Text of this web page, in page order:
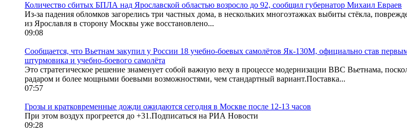
Количество сбитых БПЛА над Ярославской областью возросло до 92, сообщил губернатор Михаил Евраев
Из-за падения обломков загорелись три частных дома, в нескольких многоэтажках выбиты стёкла,
из Ярославля в сторону Москвы уже восстановлено...
09:08
Сообщается, что Вьетнам закупил у России 18 учебно-боевых самолётов Як-130М, официально став
штурмовика и учебно-боевого самолёта
Это стратегическое решение знаменует собой важную веху в процессе модернизации ВВС Вьетнама,
радаром и более мощными боевыми возможностями, чем стандартный вариант.Поставка...
07:57
Грозы и кратковременные дожди ожидаются сегодня в Москве после 12-13 часов
При этом воздух прогреется до +31.Подписаться на РИА Новости
09:28